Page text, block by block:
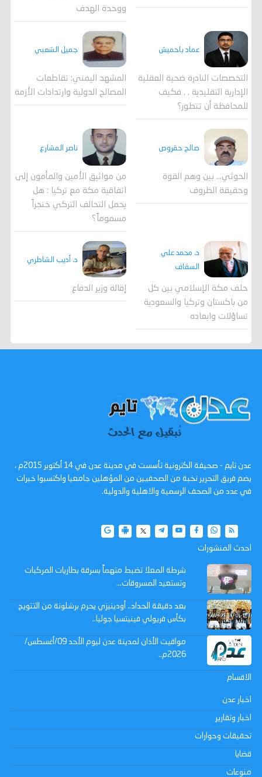
ووحدة الهدف
عماد باحميش
التخصصات النادرة ضحية العقلية
الإدارية التقليدية . . فكيف
للمحافظة أن تتطور؟
جميل الشعبي
المشهد اليمني: تقاطعات
المصالح الدولية وارتدادات الأزمة
صالح حقروص
الحوثي... بين وهم القوة
وحقيقة الظروف
ناصر المشارع
من مواثيق الأمين والمأمون إلى
اتفاقية مكة مع تركيا : هل
يحمل التحالف التركي خنجراً
مسموماً؟
د. محمد علي
السقاف
حلف مكة الإسلامي بين كل
من باكستان وتركيا والسعودية
تساؤلات وابعاده
د. أديب الشاطري
إقالة وزير الدفاع
عدن تايم - صحيفة الكترونية تأسست في مدينة عدن في 14 أكتوبر 2015م ،
يضم فريق التحرير نخبة من الصحفيين من المؤهلين جامعيا واكتسبوا خبرات
في عدد من الصحف الرسمية والاهلية والدولية.
احدث المنشورات
شرطة المعلا تضبط متهماً بسرقة بطاريات المركبات
وتستعيد المسروقات...
بعد دقيقة الحداد.. أودينيزي يحرم برشلونة من التتويج
بكأس فريولي فينيتسيا جوليا..
مواقيت الأذان لمدينة عدن ليوم الأحد 09/أغسطس/
2026م..
الاقسام
اخبار عدن
اخبار وتقارير
تحقيقات وحوارات
قضايا
منوعات